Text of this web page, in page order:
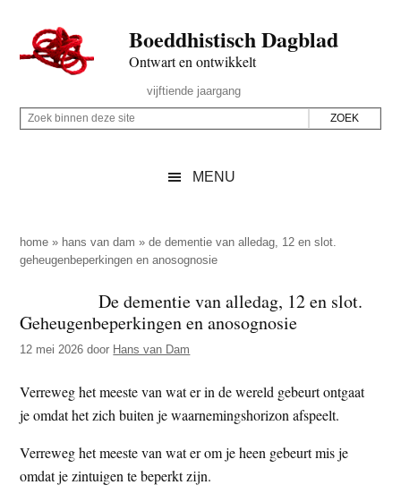
naar
de
inhoud
secondary
naar
de
sidebar
naar
de
Boeddhistisch Dagblad
Ontwart en ontwikkelt
Rechts
vijftiende jaargang
Z
p
d
z
e
i
t
e
Z
i
n
n
d
z
e
s
MENU
home » hans van dam »de dementie van alledag, 12 en slot.
geheugenbeperkingen en anosognosie
De dementie van alledag, 12 en slot.
Geheugenbeperkingen en anosognosie
12 mei 2026 door Hans van Dam
Verreweg het meeste van wat er in de wereld gebeurt ontgaat
je omdat het zich buiten je waarnemingshorizon afspeelt.
Verreweg het meeste van wat er om je heen gebeurt mis je
omdat je zintuigen te beperkt zijn.